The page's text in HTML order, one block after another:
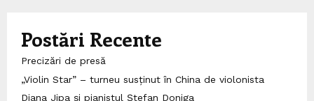
Postări Recente
Precizări de presă
„Violin Star” – turneu susținut în China de violonista
Diana Jipa și pianistul Ștefan Doniga